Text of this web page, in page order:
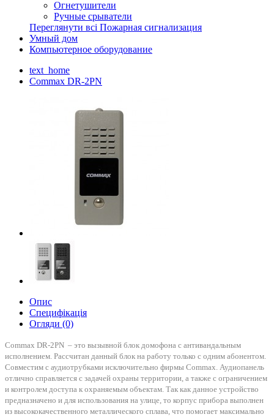
Огнетушители
Ручные срыватели
Переглянути всі Пожарная сигнализация
Умный дом
Компьютерное оборудование
text_home
Commax DR-2PN
Опис
Специфікація
Огляди (0)
Commax DR-2PN – это вызывной блок домофона с антивандальным
исполнением. Рассчитан данный блок на работу только с одним абонентом.
Совместим с аудиотрубками исключительно фирмы Commax. Аудиопанель
отлично справляется с задачей охраны территории, а также с ограничением
и контролем доступа к охраняемым объектам. Так как данное устройство
предназначено и для использования на улице, то корпус прибора выполнен
из высококачественного металлического сплава, что помогает максимально